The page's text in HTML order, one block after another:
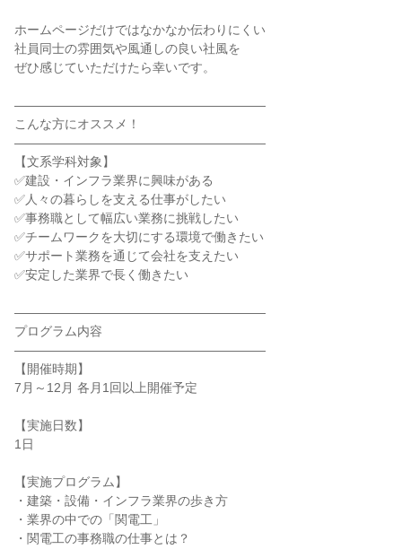
ホームページだけではなかなか伝わりにくい
社員同士の雰囲気や風通しの良い社風を
ぜひ感じていただけたら幸いです。
――――――――――――――――――――
こんな方にオススメ！
――――――――――――――――――――
【文系学科対象】
✅建設・インフラ業界に興味がある
✅人々の暮らしを支える仕事がしたい
✅事務職として幅広い業務に挑戦したい
✅チームワークを大切にする環境で働きたい
✅サポート業務を通じて会社を支えたい
✅安定した業界で長く働きたい
――――――――――――――――――――
プログラム内容
――――――――――――――――――――
【開催時期】
7月～12月 各月1回以上開催予定
【実施日数】
1日
【実施プログラム】
・建築・設備・インフラ業界の歩き方
・業界の中での「関電工」
・関電工の事務職の仕事とは？